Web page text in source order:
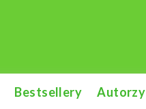
Bestsellery Autorzy